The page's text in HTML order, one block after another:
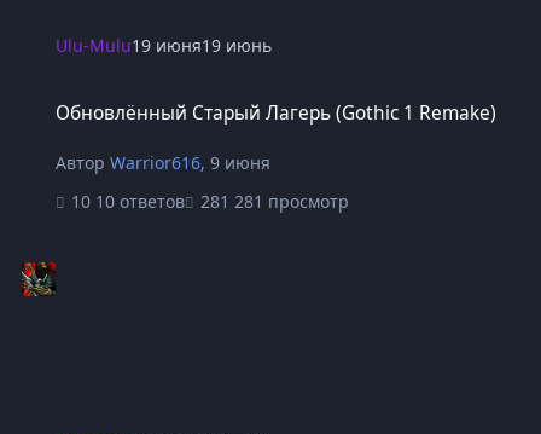
Ulu-Mulu19 июня19 июнь
Обновлённый Старый Лагерь (Gothic 1 Remake)
АвторWarrior616,9 июня
10 ответов
281 просмотр